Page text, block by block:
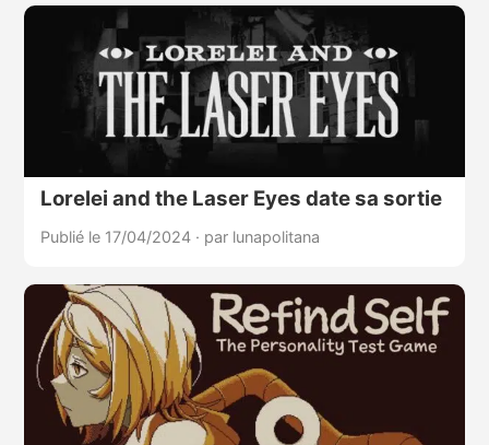
Lorelei and the Laser Eyes date sa sortie
Publié le 17/04/2024 · par lunapolitana